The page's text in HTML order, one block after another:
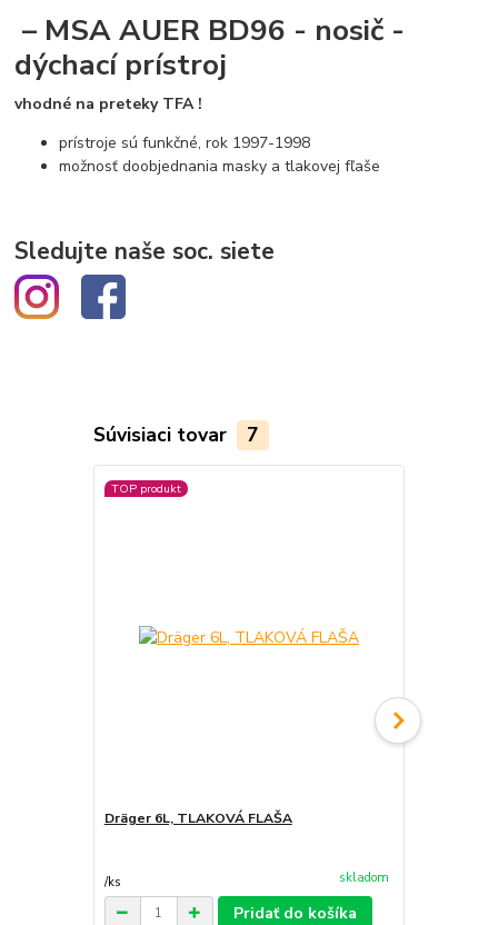
– MSA AUER BD96 - nosič -
dýchací prístroj
vhodné na preteky TFA !
prístroje sú funkčné, rok 1997-1998
možnosť doobjednania masky a tlakovej fľaše
Sledujte naše soc. siete
Súvisiaci tovar 7
TOP produkt
Dräger 6L, TLAKOVÁ FLAŠA
/ks skladom
Pridať do košíka